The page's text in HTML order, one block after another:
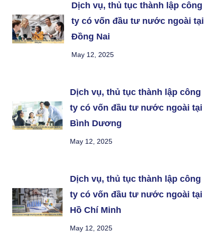
Dịch vụ, thủ tục thành lập công
ty có vốn đầu tư nước ngoài tại
Đồng Nai
May 12, 2025
Dịch vụ, thủ tục thành lập công
ty có vốn đầu tư nước ngoài tại
Bình Dương
May 12, 2025
Dịch vụ, thủ tục thành lập công
ty có vốn đầu tư nước ngoài tại
Hồ Chí Minh
May 12, 2025